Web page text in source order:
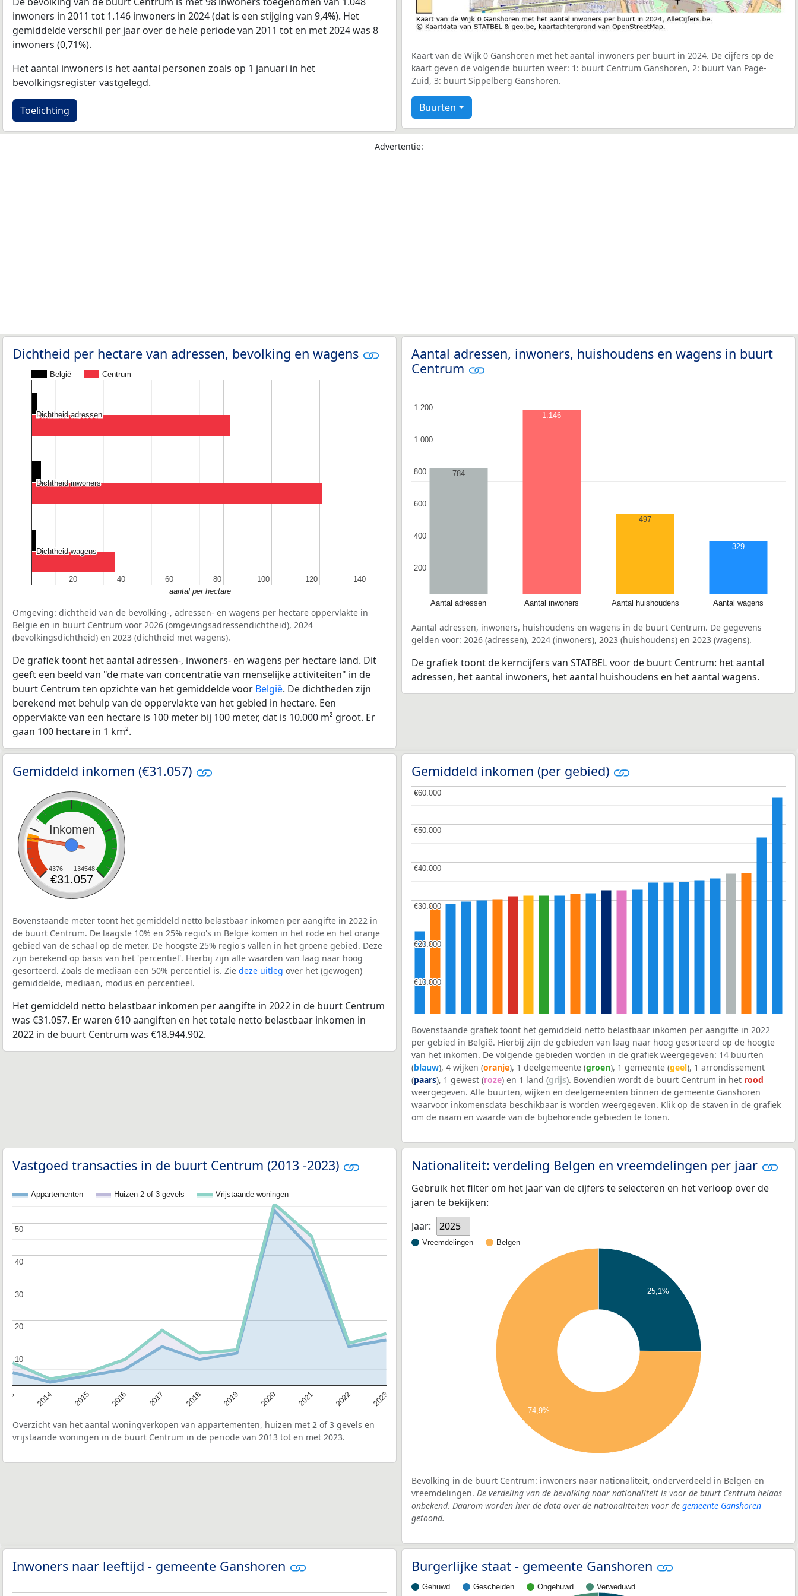
inwoners in 2011 tot 1.146 inwoners in 2024 (dat is een stijging van 9,4%). Het
gemiddelde verschil per jaar over de hele periode van 2011 tot en met 2024 was 8
inwoners (0,71%).
Het aantal inwoners is het aantal personen zoals op 1 januari in het
bevolkingsregister vastgelegd.
Toelichting
Kaart van de Wijk 0 Ganshoren met het aantal inwoners per buurt in 2024. De cijfers op de
kaart geven de volgende buurten weer: 1: buurt Centrum Ganshoren, 2: buurt Van Page-
Zuid, 3: buurt Sippelberg Ganshoren.
Buurten
Advertentie:
Dichtheid per hectare van adressen, bevolking en wagens
België Centrum
20
20 40
40 60
60 80
80 100
100 120
120 140
140
Dichtheid adressen
Dichtheid adressen
Dichtheid inwoners
Dichtheid inwoners
Dichtheid wagens
Dichtheid wagens
aantal per hectare
Omgeving: dichtheid van de bevolking-, adressen- en wagens per hectare oppervlakte in
België en in buurt Centrum voor 2026 (omgevingsadressendichtheid), 2024
(bevolkingsdichtheid) en 2023 (dichtheid met wagens).
De grafiek toont het aantal adressen-, inwoners- en wagens per hectare land. Dit
geeft een beeld van "de mate van concentratie van menselijke activiteiten" in de
buurt Centrum ten opzichte van het gemiddelde voor België. De dichtheden zijn
berekend met behulp van de oppervlakte van het gebied in hectare. Een
oppervlakte van een hectare is 100 meter bij 100 meter, dat is 10.000 m² groot. Er
gaan 100 hectare in 1 km².
Aantal adressen, inwoners, huishoudens en wagens in buurt
Centrum
Aantal adressen Aantal inwoners Aantal huishoudens Aantal wagens
200
200
400
400
600
600
800
800
1.000
1.000
1.200
1.200
784
1.146
497
329
Aantal adressen, inwoners, huishoudens en wagens in de buurt Centrum. De gegevens
gelden voor: 2026 (adressen), 2024 (inwoners), 2023 (huishoudens) en 2023 (wagens).
De grafiek toont de kerncijfers van STATBEL voor de buurt Centrum: het aantal
adressen, het aantal inwoners, het aantal huishoudens en het aantal wagens.
Gemiddeld inkomen (€31.057)
Inkomen
4376 134548
€31.057
Bovenstaande meter toont het gemiddeld netto belastbaar inkomen per aangifte in 2022 in
de buurt Centrum. De laagste 10% en 25% regio's in België komen in het rode en het oranje
gebied van de schaal op de meter. De hoogste 25% regio's vallen in het groene gebied. Deze
zijn berekend op basis van het 'percentiel'. Hierbij zijn alle waarden van laag naar hoog
gesorteerd. Zoals de mediaan een 50% percentiel is. Zie deze uitleg over het (gewogen)
gemiddelde, mediaan, modus en percentieel.
Het gemiddeld netto belastbaar inkomen per aangifte in 2022 in de buurt Centrum
was €31.057. Er waren 610 aangiften en het totale netto belastbaar inkomen in
2022 in de buurt Centrum was €18.944.902.
Gemiddeld inkomen (per gebied)
€10.000
€10.000
€20.000
€20.000
€30.000
€30.000
€40.000
€40.000
€50.000
€50.000
€60.000
€60.000
Bovenstaande grafiek toont het gemiddeld netto belastbaar inkomen per aangifte in 2022
per gebied in België. Hierbij zijn de gebieden van laag naar hoog gesorteerd op de hoogte
van het inkomen. De volgende gebieden worden in de grafiek weergegeven: 14 buurten
(blauw), 4 wijken (oranje), 1 deelgemeente (groen), 1 gemeente (geel), 1 arrondissement
(paars), 1 gewest (roze) en 1 land (grijs). Bovendien wordt de buurt Centrum in het rood
weergegeven. Alle buurten, wijken en deelgemeenten binnen de gemeente Ganshoren
waarvoor inkomensdata beschikbaar is worden weergegeven. Klik op de staven in de grafiek
om de naam en waarde van de bijbehorende gebieden te tonen.
Vastgoed transacties in de buurt Centrum (2013 -2023)
Appartementen Huizen 2 of 3 gevels Vrijstaande woningen
2014 2015 2016 2017 2018 2019 2020 2021 2022 2023
10
10
20
20
30
30
40
40
50
50
Overzicht van het aantal woningverkopen van appartementen, huizen met 2 of 3 gevels en
vrijstaande woningen in de buurt Centrum in de periode van 2013 tot en met 2023.
Nationaliteit: verdeling Belgen en vreemdelingen per jaar
Gebruik het filter om het jaar van de cijfers te selecteren en het verloop over de
jaren te bekijken:
Jaar:
2025
Vreemdelingen Belgen
25,1%
74,9%
Bevolking in de buurt Centrum: inwoners naar nationaliteit, onderverdeeld in Belgen en
vreemdelingen. De verdeling van de bevolking naar nationaliteit is voor de buurt Centrum helaas
onbekend. Daarom worden hier de data over de nationaliteiten voor de gemeente Ganshoren
getoond.
Inwoners naar leeftijd - gemeente Ganshoren Burgerlijke staat - gemeente Ganshoren
Gehuwd Gescheiden Ongehuwd Verweduwd